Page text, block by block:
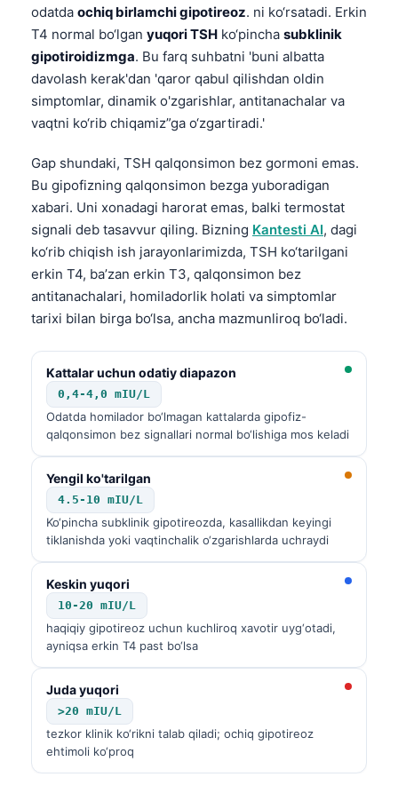
odatda ochiq birlamchi gipotireoz. ni ko‘rsatadi. Erkin
T4 normal bo‘lgan yuqori TSH ko‘pincha subklinik
gipotiroidizmga. Bu farq suhbatni 'buni albatta
davolash kerak'dan 'qaror qabul qilishdan oldin
simptomlar, dinamik o'zgarishlar, antitanachalar va
vaqtni ko‘rib chiqamiz”ga o‘zgartiradi.'
Gap shundaki, TSH qalqonsimon bez gormoni emas.
Bu gipofizning qalqonsimon bezga yuboradigan
xabari. Uni xonadagi harorat emas, balki termostat
signali deb tasavvur qiling. Bizning Kantesti AI, dagi
ko‘rib chiqish ish jarayonlarimizda, TSH ko‘tarilgani
erkin T4, ba’zan erkin T3, qalqonsimon bez
antitanachalari, homiladorlik holati va simptomlar
tarixi bilan birga bo‘lsa, ancha mazmunliroq bo‘ladi.
Kattalar uchun odatiy diapazon
0,4-4,0 mIU/L
Odatda homilador bo‘lmagan kattalarda gipofiz-
qalqonsimon bez signallari normal bo‘lishiga mos keladi
Yengil ko'tarilgan
4.5-10 mIU/L
Ko‘pincha subklinik gipotireozda, kasallikdan keyingi
tiklanishda yoki vaqtinchalik o‘zgarishlarda uchraydi
Keskin yuqori
10-20 mIU/L
haqiqiy gipotireoz uchun kuchliroq xavotir uyg‘otadi,
ayniqsa erkin T4 past bo‘lsa
Juda yuqori
>20 mIU/L
tezkor klinik ko‘rikni talab qiladi; ochiq gipotireoz
ehtimoli ko‘proq